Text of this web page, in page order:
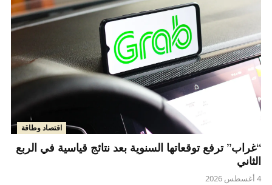
اقتصاد وطاقة
“غراب” ترفع توقعاتها السنوية بعد نتائج قياسية في الربع
الثاني
4 أغسطس 2026